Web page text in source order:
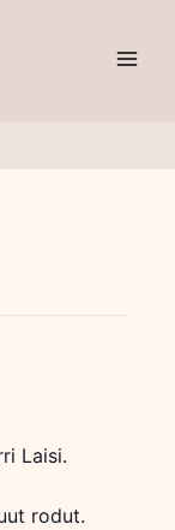
Laisi.
rodut.